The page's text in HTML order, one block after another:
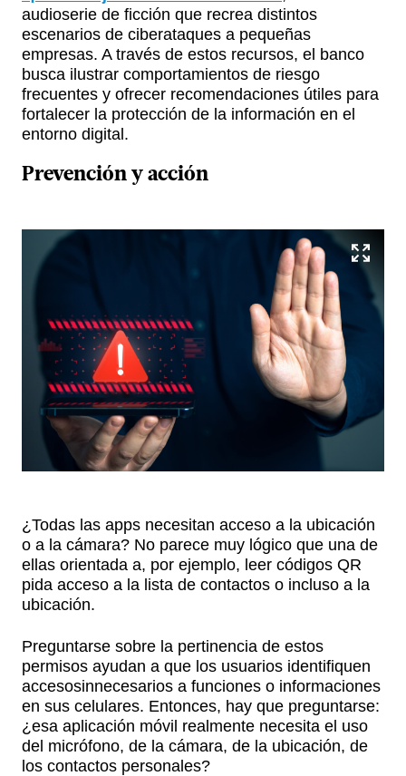
audioserie de ficción que recrea distintos
escenarios de ciberataques a pequeñas
empresas. A través de estos recursos, el banco
busca ilustrar comportamientos de riesgo
frecuentes y ofrecer recomendaciones útiles para
fortalecer la protección de la información en el
entorno digital.
Prevención y acción
¿Todas las apps necesitan acceso a la ubicación
o a la cámara? No parece muy lógico que una de
ellas orientada a, por ejemplo, leer códigos QR
pida acceso a la lista de contactos o incluso a la
ubicación.
Preguntarse sobre la pertinencia de estos
permisos ayudan a que los usuarios identifiquen
accesosinnecesarios a funciones o informaciones
en sus celulares. Entonces, hay que preguntarse:
¿esa aplicación móvil realmente necesita el uso
del micrófono, de la cámara, de la ubicación, de
los contactos personales?